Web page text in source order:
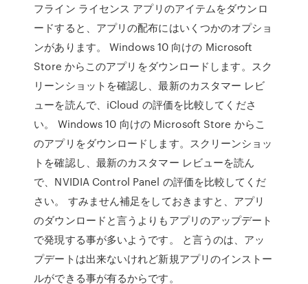
フライン ライセンス アプリのアイテムをダウンロ
ードすると、アプリの配布にはいくつかのオプショ
ンがあります。 Windows 10 向けの Microsoft
Store からこのアプリをダウンロードします。スク
リーンショットを確認し、最新のカスタマー レビ
ューを読んで、iCloud の評価を比較してくださ
い。 Windows 10 向けの Microsoft Store からこ
のアプリをダウンロードします。スクリーンショッ
トを確認し、最新のカスタマー レビューを読ん
で、NVIDIA Control Panel の評価を比較してくだ
さい。 すみません補足をしておきますと、アプリ
のダウンロードと言うよりもアプリのアップデート
で発現する事が多いようです。 と言うのは、アッ
プデートは出来ないけれど新規アプリのインストー
ルができる事が有るからです。